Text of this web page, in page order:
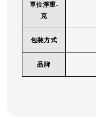
單位淨重-
克
包裝方式
品牌